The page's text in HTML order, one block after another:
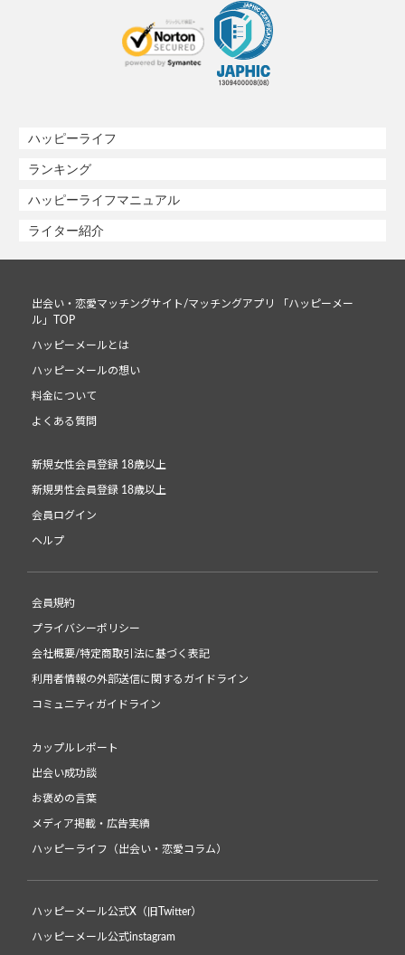
ハッピーライフ
ランキング
ハッピーライフマニュアル
ライター紹介
出会い・恋愛マッチングサイト/マッチングアプリ 「ハッピーメー
ル」TOP
ハッピーメールとは
ハッピーメールの想い
料金について
よくある質問
新規女性会員登録 18歳以上
新規男性会員登録 18歳以上
会員ログイン
ヘルプ
会員規約
プライバシーポリシー
会社概要/特定商取引法に基づく表記
利用者情報の外部送信に関するガイドライン
コミュニティガイドライン
カップルレポート
出会い成功談
お褒めの言葉
メディア掲載・広告実績
ハッピーライフ（出会い・恋愛コラム）
ハッピーメール公式X（旧Twitter）
ハッピーメール公式instagram